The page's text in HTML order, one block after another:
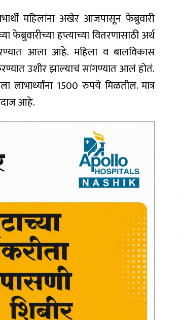
महिलांना अखेर आजपासून फेब्रुवारी
हप्त्याच्या वितरणासाठी अर्थ
आला आहे. महिला व बालविकास
उशीर झाल्याचं सांगण्यात आलं होतं.
1500 रुपये मिळतील. मात्र
आहे.